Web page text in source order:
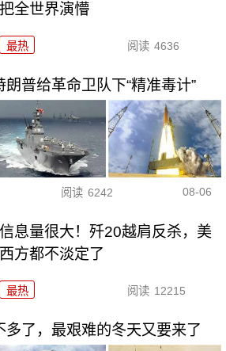
把全世界演懵
最热 阅读 4636
普给革命卫队下“精准毒计”
阅读 6242 08-06
信息量很大！歼20越肩反杀，美
西方都不淡定了
最热 阅读 12215
多了，最艰难的冬天又要来了